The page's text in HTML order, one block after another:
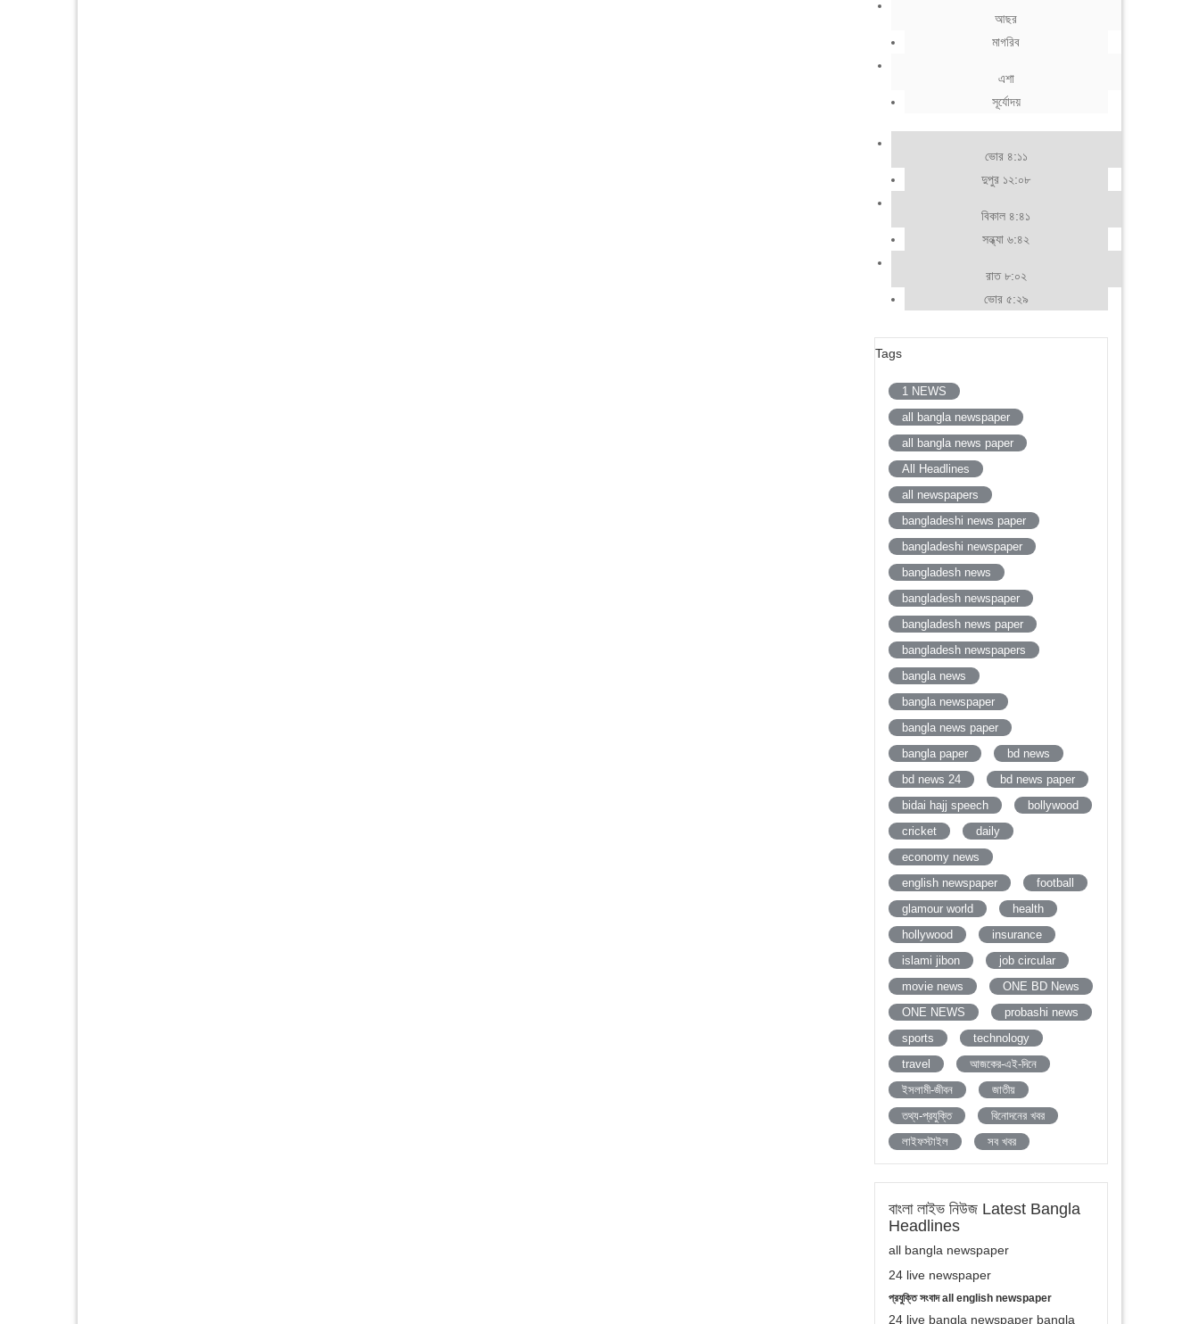
আছর
মাগরিব
এশা
সূর্যোদয়
ভোর ৪:১১
দুপুর ১২:০৮
বিকাল ৪:৪১
সন্ধ্যা ৬:৪২
রাত ৮:০২
ভোর ৫:২৯
Tags
1 NEWS
all bangla newspaper
all bangla news paper
All Headlines
all newspapers
bangladeshi news paper
bangladeshi newspaper
bangladesh news
bangladesh newspaper
bangladesh news paper
bangladesh newspapers
bangla news
bangla newspaper
bangla news paper
bangla paper
bd news
bd news 24
bd news paper
bidai hajj speech
bollywood
cricket
daily
economy news
english newspaper
football
glamour world
health
hollywood
insurance
islami jibon
job circular
movie news
ONE BD News
ONE NEWS
probashi news
sports
technology
travel
আজকের-এই-দিনে
ইসলামী-জীবন
জাতীয়
তথ্য-প্রযুক্তি
বিনোদনের খবর
লাইফস্টাইল
সব খবর
বাংলা লাইভ নিউজ Latest Bangla
Headlines
all bangla newspaper
24 live newspaper
প্রযুক্তি সংবাদ all english newspaper
24 live bangla newspaper bangla